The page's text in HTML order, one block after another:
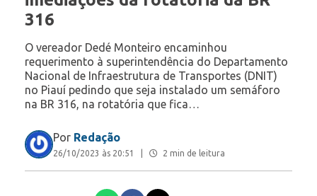
316
O vereador Dedé Monteiro encaminhou
requerimento à superintendência do Departamento
Nacional de Infraestrutura de Transportes (DNIT)
no Piauí pedindo que seja instalado um semáforo
na BR 316, na rotatória que fica…
Por Redação
26/10/2023 às 20:51 2 min de leitura